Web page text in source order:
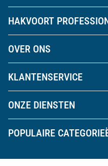
HAKVOORT
OVER ONS
KLANTENSERVICE
ONZE DIENSTEN
POPULAIRE